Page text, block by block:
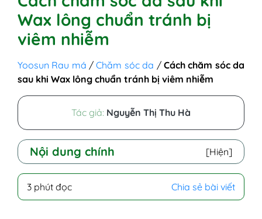
Wax lông chuẩn tránh bị
viêm nhiễm
Yoosun Rau má /Chăm sóc da / Cách chăm sóc da
sau khi Wax lông chuẩn tránh bị viêm nhiễm
Tác giả: Nguyễn Thị Thu Hà
Nội dung chính [Hiện]
I - Wax lông là như thế nào?
II - Chia sẻ cách chăm sóc da sau
3 phút đọc Chia sẻ bài viết